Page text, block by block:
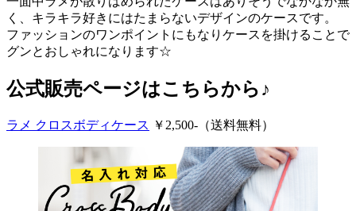
く、キラキラ好きにはたまらないデザインのケースです。
ファッションのワンポイントにもなりケースを掛けることで
グンとおしゃれになります☆
公式販売ページはこちらから♪
ラメ クロスボディケース ￥2,500-（送料無料）